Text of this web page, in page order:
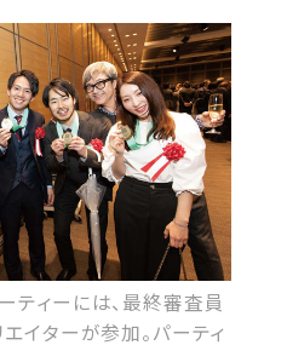
ティーには、最終審査員
イターが参加。パーティ